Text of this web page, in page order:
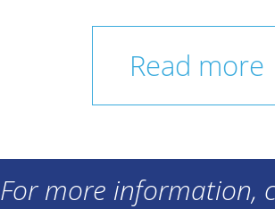
Read more
For more information,